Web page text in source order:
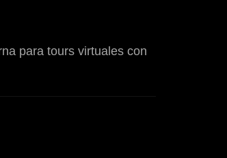
para tours virtuales con